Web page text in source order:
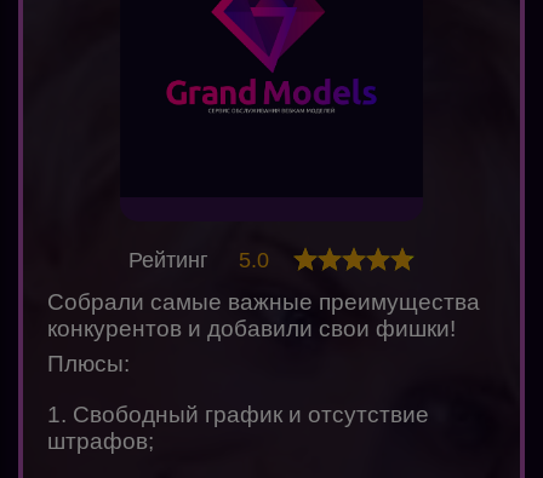
Собрали самые важные преимущества
конкурентов и добавили свои фишки!
Плюсы:
1. Свободный график и отсутствие
штрафов;
Рейтинг 5.0